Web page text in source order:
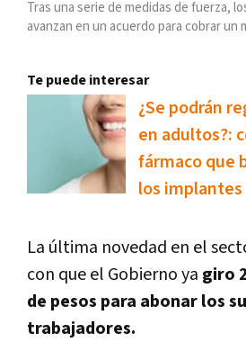
Tras una serie de medidas de fuerza,
avanzan en un acuerdo para cobrar un
Te puede interesar
¿Se podrán
en adultos?:
fármaco que
los implantes
La última novedad en el
con que el Gobierno ya giro
de pesos para abonar los
trabajadores.